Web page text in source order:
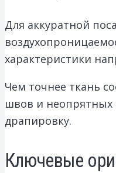
Для аккуратной
характеристики
Чем точнее ткань
швов и неопрятных
драпировку.
Ключевые